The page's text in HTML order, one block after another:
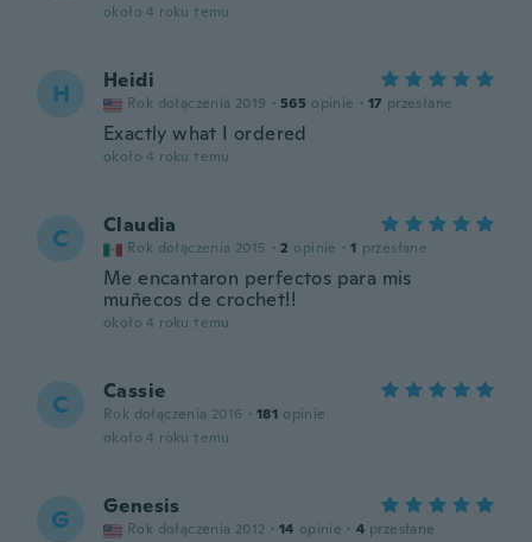
około 4 roku temu
H Heidi
Rok dołączenia 2019 · 565 opinie · 17 przesłane
Exactly what I ordered
około 4 roku temu
C Claudia
Rok dołączenia 2015 · 2 opinie · 1 przesłane
Me encantaron perfectos para mis
muñecos de crochet!!
około 4 roku temu
C Cassie
Rok dołączenia 2016 · 181 opinie
około 4 roku temu
G Genesis
Rok dołączenia 2012 · 14 opinie · 4 przesłane